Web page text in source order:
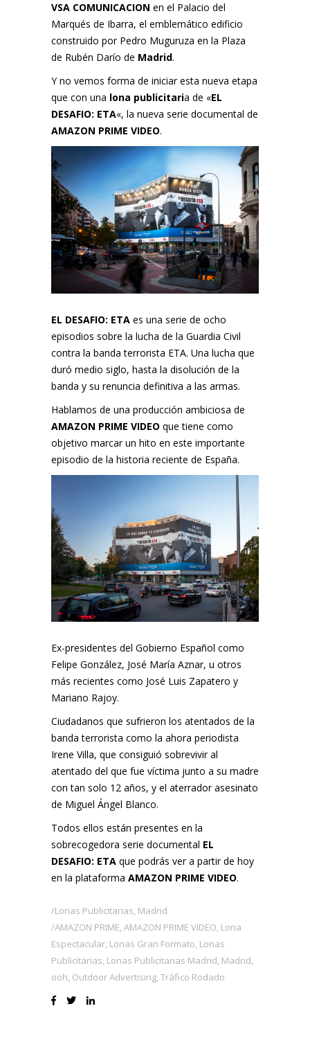
VSA COMUNICACION en el Palacio del
Marqués de Ibarra, el emblemático edificio
construido por Pedro Muguruza en la Plaza
de Rubén Darío de Madrid.
Y no vemos forma de iniciar esta nueva etapa
que con una lona publicitaria de «EL
DESAFIO: ETA«, la nueva serie documental de
AMAZON PRIME VIDEO.
EL DESAFIO: ETA es una serie de ocho
episodios sobre la lucha de la Guardia Civil
contra la banda terrorista ETA. Una lucha que
duró medio siglo, hasta la disolución de la
banda y su renuncia definitiva a las armas.
Hablamos de una producción ambiciosa de
AMAZON PRIME VIDEO que tiene como
objetivo marcar un hito en este importante
episodio de la historia reciente de España.
Ex-presidentes del Gobierno Español como
Felipe González, José María Aznar, u otros
más recientes como José Luis Zapatero y
Mariano Rajoy.
Ciudadanos que sufrieron los atentados de la
banda terrorista como la ahora periodista
Irene Villa, que consiguió sobrevivir al
atentado del que fue víctima junto a su madre
con tan solo 12 años, y el aterrador asesinato
de Miguel Ángel Blanco.
Todos ellos están presentes en la
sobrecogedora serie documental EL
DESAFIO: ETA que podrás ver a partir de hoy
en la plataforma AMAZON PRIME VIDEO.
Lonas Publicitarias, Madrid
AMAZON PRIME, AMAZON PRIME VIDEO, Lona
Espectacular, Lonas Gran Formato, Lonas
Publicitarias, Lonas Publicitarias Madrid, Madrid,
ooh, Outdoor Advertising, Tráfico Rodado